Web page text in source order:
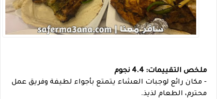
ملخص التقييمات: 4.4 نجوم
- مكان رائع لوجبات العشاء يتمتع بأجواء لطيفة وفريق عمل
محترم، الطعام لذيذ.